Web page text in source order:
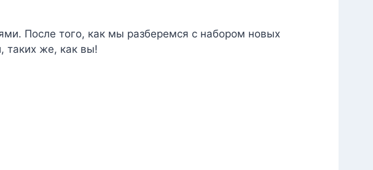
После того, как мы разберемся с набором новых
таких же, как вы!